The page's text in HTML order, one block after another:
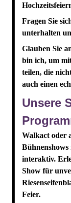
Fragen Sie
unterhalten
Glauben Sie
bin ich, um
teilen, die
auch einen
Unsere
Walkact oder
interaktiv.
Show für
Feier.